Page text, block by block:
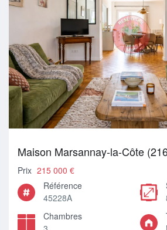
Maison Marsannay-la-Côte
Prix 215 000 €
Référence
45228A
Chambres